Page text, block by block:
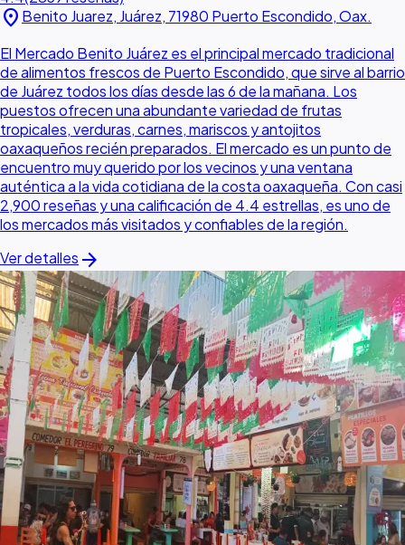
location_on Benito Juarez, Juárez, 71980 Puerto Escondido, Oax.
El Mercado Benito Juárez es el principal mercado tradicional
de alimentos frescos de Puerto Escondido, que sirve al barrio
de Juárez todos los días desde las 6 de la mañana. Los
puestos ofrecen una abundante variedad de frutas
tropicales, verduras, carnes, mariscos y antojitos
oaxaqueños recién preparados. El mercado es un punto de
encuentro muy querido por los vecinos y una ventana
auténtica a la vida cotidiana de la costa oaxaqueña. Con casi
2,900 reseñas y una calificación de 4.4 estrellas, es uno de
los mercados más visitados y confiables de la región.
Ver detalles arrow_forward